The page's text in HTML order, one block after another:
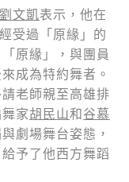
劉文凱表示，他在
受過「原緣」的
原緣」，與團員
成為特約舞者。
老師親至高雄排
家胡民山和 谷慕
劇場舞台姿態，
予了他西方舞蹈